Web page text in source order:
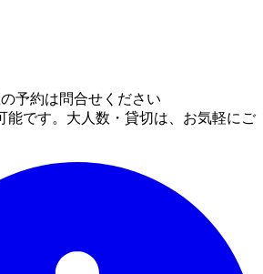
予約は問合せください
能です。大人数・貸切は、お気軽にご